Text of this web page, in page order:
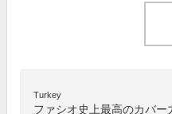
Turkey
ファシオ史上最高のカバ